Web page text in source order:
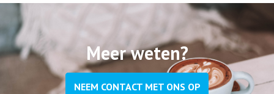
Meer weten?
NEEM CONTACT MET ONS OP